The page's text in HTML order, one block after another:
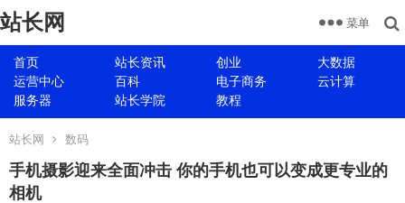
站长网
首页 站长资讯 创业
大数据
运营中心
百科 电子商务
云计算
服务器
站长学院 教程
菜单
站长网 数码
手机摄影迎来全面冲击 你的手机也可以变成更专业的
相机